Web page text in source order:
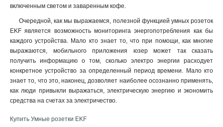
включенным светом и заваренным кофе.
Очередной, как мы выражаемся, полезной функцией умных розеток
EKF является возможность мониторинга энергопотребления как бы
каждого устройства. Мало кто знает то, что при помощи, как многие
выражаются, мобильного приложения юзер может так сказать
получить информацию о том, сколько электро энергии расходует
конкретное устройство за определенный период времени. Мало кто
знает то, что это, наконец, дозволяет наиболее осознанно применять,
как люди привыкли выражаться, электрическую энергию и экономить
средства на счетах за электричество.
Купить Умные розетки EKF